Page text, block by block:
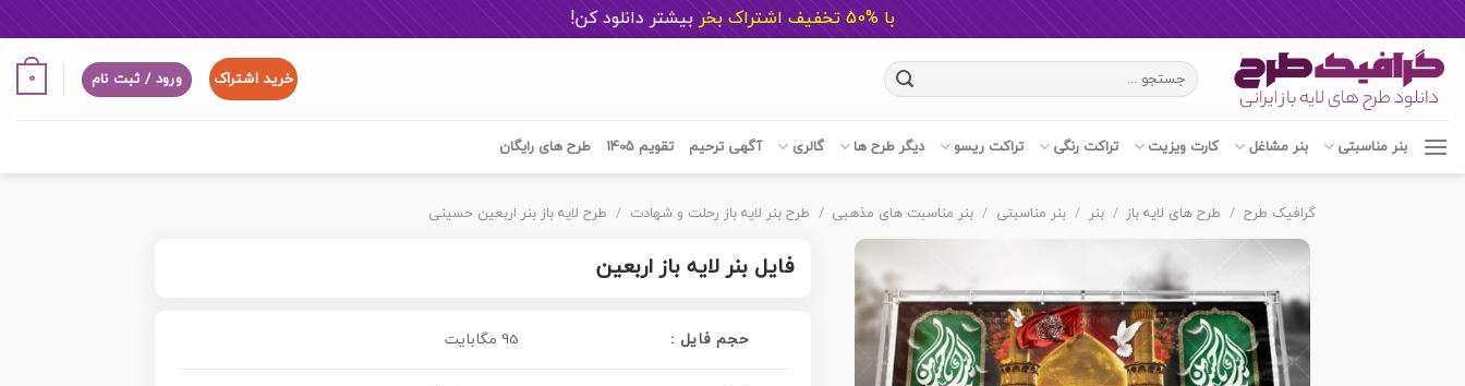
با %50 تخفیف اشتراک بخر بیشتر دانلود کن!
content
جستجو
برای:
خرید اشتراک ورود / ثبت نام 0
بنر مناسبتی بنر مشاغل کارت ویزیت تراکت رنگی تراکت ریسو دیگر طرح ها گالری آگهی ترحیم تقویم 1405 طرح های رایگان
گرافیک طرح / طرح های لایه باز / بنر / بنر مناسبتی / بنر مناسبت های مذهبی / طرح بنر لایه باز رحلت و شهادت / طرح لایه باز بنر اربعین حسینی
فایل بنر لایه باز اربعین
حجم فایل : 95 مگابایت